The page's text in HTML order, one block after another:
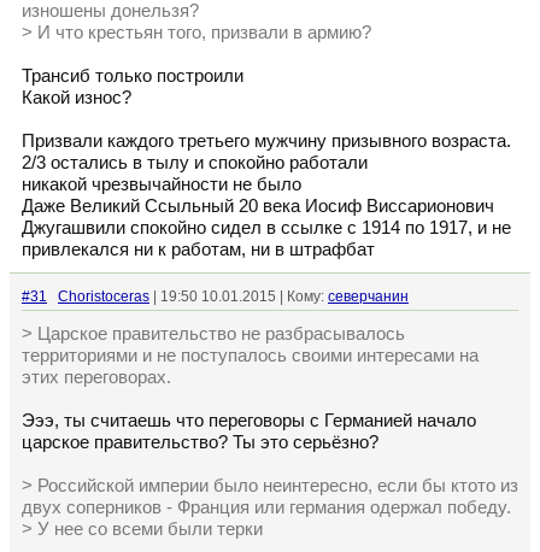
изношены донельзя?
> И что крестьян того, призвали в армию?
Трансиб только построили
Какой износ?
Призвали каждого третьего мужчину призывного возраста.
2/3 остались в тылу и спокойно работали
никакой чрезвычайности не было
Даже Великий Ссыльный 20 века Иосиф Виссарионович
Джугашвили спокойно сидел в ссылке с 1914 по 1917, и не
привлекался ни к работам, ни в штрафбат
#31 Choristoceras | 19:50 10.01.2015 | Кому: северчанин
> Царское правительство не разбрасывалось
территориями и не поступалось своими интересами на
этих переговорах.
Эээ, ты считаешь что переговоры с Германией начало
царское правительство? Ты это серьёзно?
> Российской империи было неинтересно, если бы ктото из
двух соперников - Франция или германия одержал победу.
> У нее со всеми были терки